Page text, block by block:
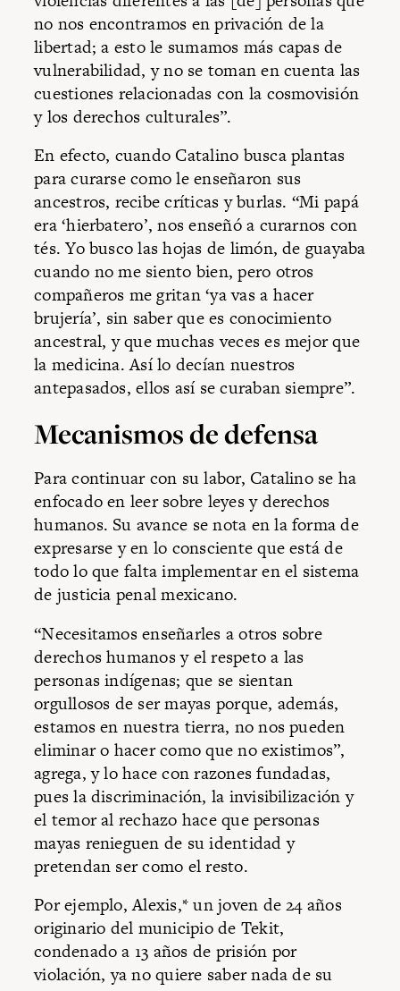
no nos encontramos en privación de la
libertad; a esto le sumamos más capas de
vulnerabilidad, y no se toman en cuenta las
cuestiones relacionadas con la cosmovisión
y los derechos culturales”.
En efecto, cuando Catalino busca plantas
para curarse como le enseñaron sus
ancestros, recibe críticas y burlas. “Mi papá
era ‘hierbatero’, nos enseñó a curarnos con
tés. Yo busco las hojas de limón, de guayaba
cuando no me siento bien, pero otros
compañeros me gritan ‘ya vas a hacer
brujería’, sin saber que es conocimiento
ancestral, y que muchas veces es mejor que
la medicina. Así lo decían nuestros
antepasados, ellos así se curaban siempre”.
Mecanismos de defensa
Para continuar con su labor, Catalino se ha
enfocado en leer sobre leyes y derechos
humanos. Su avance se nota en la forma de
expresarse y en lo consciente que está de
todo lo que falta implementar en el sistema
de justicia penal mexicano.
“Necesitamos enseñarles a otros sobre
derechos humanos y el respeto a las
personas indígenas; que se sientan
orgullosos de ser mayas porque, además,
estamos en nuestra tierra, no nos pueden
eliminar o hacer como que no existimos”,
agrega, y lo hace con razones fundadas,
pues la discriminación, la invisibilización y
el temor al rechazo hace que personas
mayas renieguen de su identidad y
pretendan ser como el resto.
Por ejemplo, Alexis,* un joven de 24 años
originario del municipio de Tekit,
condenado a 13 años de prisión por
violación, ya no quiere saber nada de su